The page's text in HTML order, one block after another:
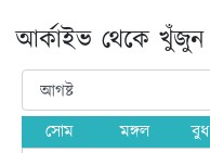
আর্কাইভ থেকে খুঁজুন
সোম মঙ্গল বুধ